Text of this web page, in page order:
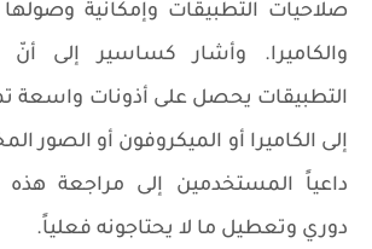
صلاحيات التطبيقات وإمكانية وصولها
والكاميرا. وأشار كساسير إلى أنّ
التطبيقات يحصل على أذونات واسعة
إلى الكاميرا أو الميكروفون أو الصور
داعياً المستخدمين إلى مراجعة هذه
دوري وتعطيل ما لا يحتاجونه فعلياً.